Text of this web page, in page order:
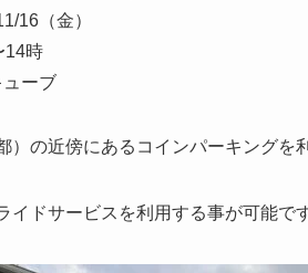
16（金）
14時
ーブ
）の近傍にあるコインパーキングを
イドサービスを利用する事が可能です